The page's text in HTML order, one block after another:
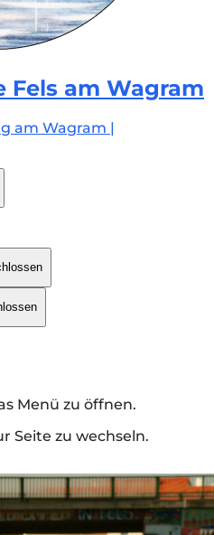
Fels am Wagram
am Wagram |
Menü zu öffnen.
Seite zu wechseln.